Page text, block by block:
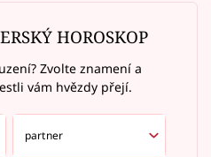
HOROSKOP
Zvolte znamení a
vám hvězdy přejí.